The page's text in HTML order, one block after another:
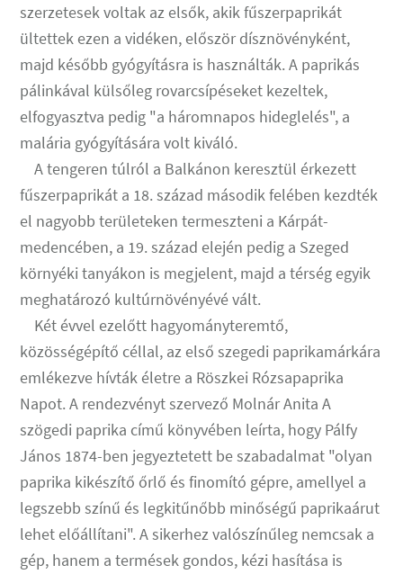
szerzetesek voltak az elsők, akik fűszerpaprikát
ültettek ezen a vidéken, először dísznövényként,
majd később gyógyításra is használták. A paprikás
pálinkával külsőleg rovarcsípéseket kezeltek,
elfogyasztva pedig "a háromnapos hideglelés", a
malária gyógyítására volt kiváló.
A tengeren túlról a Balkánon keresztül érkezett
fűszerpaprikát a 18. század második felében kezdték
el nagyobb területeken termeszteni a Kárpát-
medencében, a 19. század elején pedig a Szeged
környéki tanyákon is megjelent, majd a térség egyik
meghatározó kultúrnövényévé vált.
Két évvel ezelőtt hagyományteremtő,
közösségépítő céllal, az első szegedi paprikamárkára
emlékezve hívták életre a Röszkei Rózsapaprika
Napot. A rendezvényt szervező Molnár Anita A
szögedi paprika című könyvében leírta, hogy Pálfy
János 1874-ben jegyeztetett be szabadalmat "olyan
paprika kikészítő őrlő és finomító gépre, amellyel a
legszebb színű és legkitűnőbb minőségű paprikaárut
lehet előállítani". A sikerhez valószínűleg nemcsak a
gép, hanem a termések gondos, kézi hasítása is